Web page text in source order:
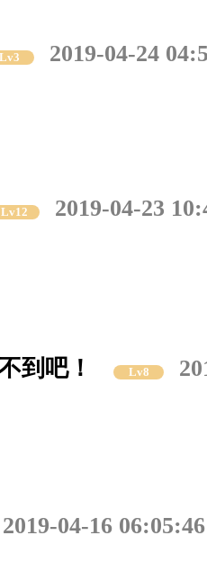
Lv3
2019-04-24
Lv12
2019-04-23
到吧！ Lv8
2019-04-16 06:05:46